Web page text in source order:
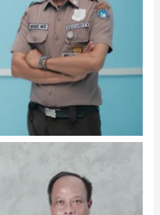
Nono Waryono Setiawan –
Staf